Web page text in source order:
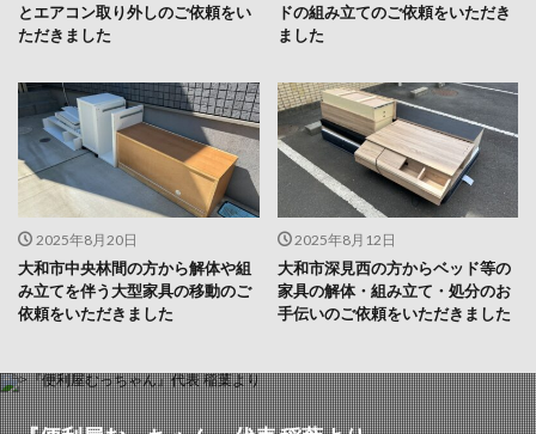
とエアコン取り外しのご依頼をい
ただきました
ドの組み立てのご依頼をいただき
ました
2025年8月20日
大和市中央林間の方から解体や組
み立てを伴う大型家具の移動のご
依頼をいただきました
2025年8月12日
大和市深見西の方からベッド等の
家具の解体・組み立て・処分のお
手伝いのご依頼をいただきました